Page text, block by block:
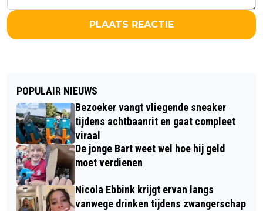
PLAATS REACTIE
POPULAIR NIEUWS
Bezoeker vangt vliegende sneaker
tijdens achtbaanrit en gaat compleet
viraal
De jonge Bart weet wel hoe hij geld
moet verdienen
Nicola Ebbink krijgt ervan langs
vanwege drinken tijdens zwangerschap